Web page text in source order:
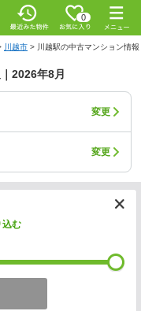
0
川越市 > 川越駅の中古マンション情報
2026年8月
変更
変更
込む